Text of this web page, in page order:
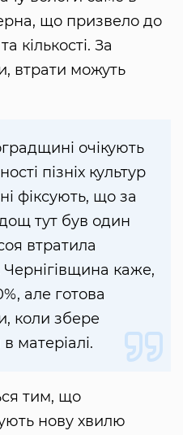
що призвело до
кількості. За
втрати можуть
очікують
пізніх культур
фіксують, що за
дощ тут був один
втратила
Чернігівщина каже,
але готова
коли збере
матеріалі.
тим, що
нову хвилю